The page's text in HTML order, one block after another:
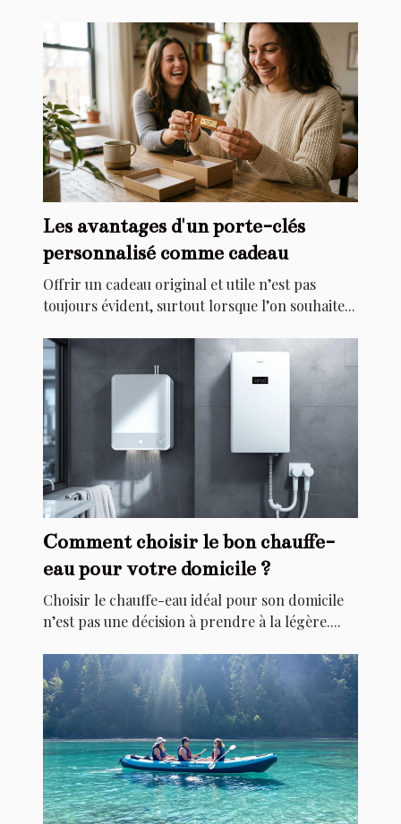
Les avantages d'un porte-clés
personnalisé comme cadeau
Offrir un cadeau original et utile n’est pas
toujours évident, surtout lorsque l’on souhaite...
Comment choisir le bon chauffe-
eau pour votre domicile ?
Choisir le chauffe-eau idéal pour son domicile
n’est pas une décision à prendre à la légère....